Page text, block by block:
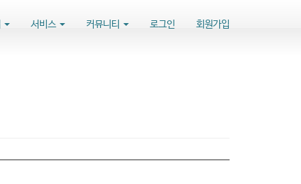
서비스 커뮤니티 로그인 회원가입